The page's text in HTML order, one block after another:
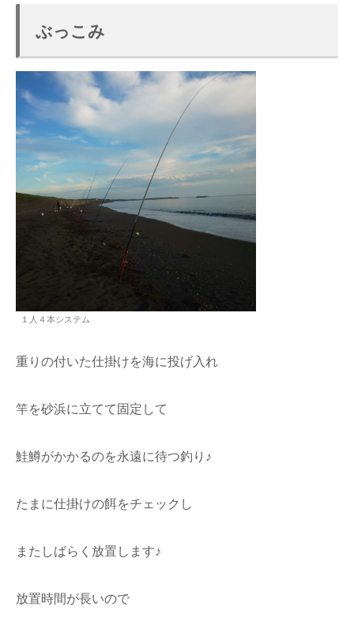
ぶっこみ
１人４本システム
重りの付いた仕掛けを海に投げ入れ
竿を砂浜に立てて固定して
鮭鱒がかかるのを永遠に待つ釣り♪
たまに仕掛けの餌をチェックし
またしばらく放置します♪
放置時間が長いので